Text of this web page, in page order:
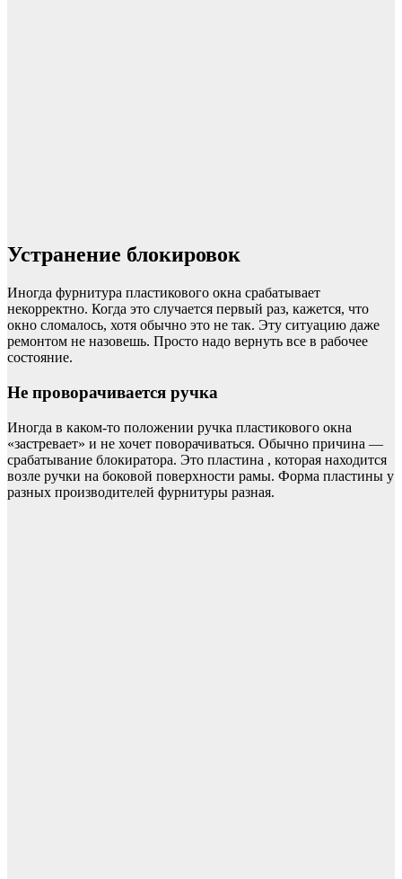
Устранение блокировок
Иногда фурнитура пластикового окна срабатывает
некорректно. Когда это случается первый раз, кажется, что
окно сломалось, хотя обычно это не так. Эту ситуацию даже
ремонтом не назовешь. Просто надо вернуть все в рабочее
состояние.
Не проворачивается ручка
Иногда в каком-то положении ручка пластикового окна
«застревает» и не хочет поворачиваться. Обычно причина —
срабатывание блокиратора. Это пластина , которая находится
возле ручки на боковой поверхности рамы. Форма пластины у
разных производителей фурнитуры разная.